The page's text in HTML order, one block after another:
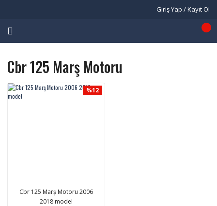
Giriş Yap / Kayıt Ol
Cbr 125 Marş Motoru
Cbr 125 Marş Motoru 2006
2018 model
%12